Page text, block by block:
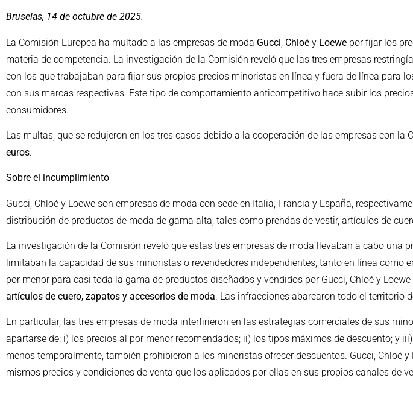
Bruselas, 14 de octubre de 2025.
La Comisión Europea ha multado a las empresas de moda Gucci Chloé y Loewe por fijar los
materia de competencia. La investigación de la Comisión reveló que las tres empresas
con los que trabajaban para fijar sus propios precios minoristas en línea y fuera de línea para
con sus marcas respectivas. Este tipo de comportamiento anticompetitivo hace subir los
consumidores.
Las multas, que se redujeron en los tres casos debido a la cooperación de las empresas con la
euros.
Sobre el incumplimiento
Gucci, Chloé y Loewe son empresas de moda con sede en Italia, Francia y España,
distribución de productos de moda de gama alta, tales como prendas de vestir, artículos de
La investigación de la Comisión reveló que estas tres empresas de moda llevaban a cabo una
limitaban la capacidad de sus minoristas o revendedores independientes, tanto en línea como
por menor para casi toda la gama de productos diseñados y vendidos por Gucci, Chloé y
artículos de cuero, zapatos y accesorios de moda. Las infracciones abarcaron todo el territorio
En particular, las tres empresas de moda interfirieron en las estrategias comerciales de sus
apartarse de: i) los precios al por menor recomendados; ii) los tipos máximos de descuento; y
menos temporalmente, también prohibieron a los minoristas ofrecer descuentos. Gucci, Chloé
mismos precios y condiciones de venta que los aplicados por ellas en sus propios canales de